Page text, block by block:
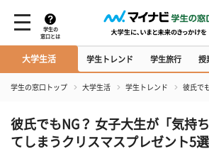
学生の
窓口とは
大学生活 学生トレンド 学生旅行 授
学生の窓口トップ 大学生活 学生トレンド 彼氏で
彼氏でもNG？ 女子大生が「気持
てしまうクリスマスプレゼント5選